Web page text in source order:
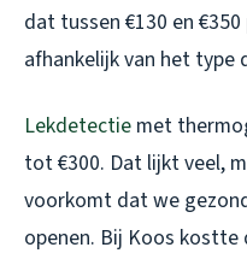
dat tussen €130 en
afhankelijk van het type
Lekdetectie met
tot €300. Dat lijkt veel,
voorkomt dat we
openen. Bij Koos